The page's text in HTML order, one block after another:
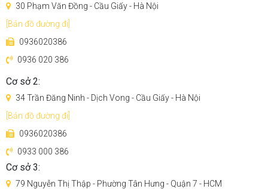
Làm sạch sâu hơn
30 Phạm Văn Đồng - Cầu Giấy - Hà Nội
[Bản đồ đường đi]
0936020386
0936 020 386
Cơ sở 2:
34 Trần Đăng Ninh - Dịch Vong - Cầu Giấy - Hà Nội
[Bản đồ đường đi]
0936020386
0933 000 386
Cơ sở 3:
79 Nguyễn Thị Thập - Phường Tân Hưng - Quận 7 - HCM